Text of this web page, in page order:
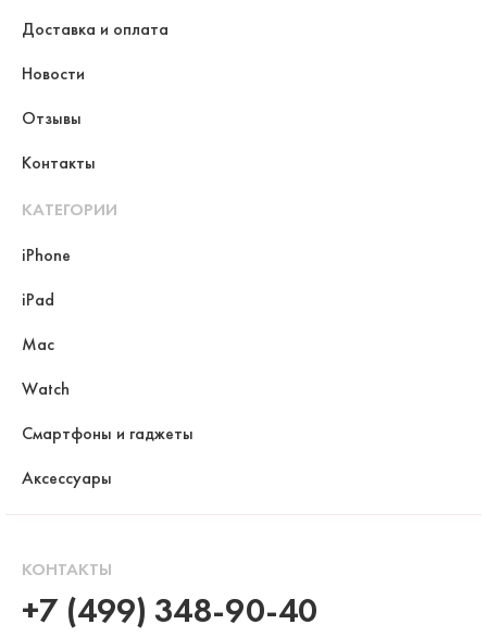
Доставка и оплата
Новости
Отзывы
Контакты
КАТЕГОРИИ
iPhone
iPad
Mac
Watch
Смартфоны и гаджеты
Аксессуары
КОНТАКТЫ
+7 (499) 348-90-40